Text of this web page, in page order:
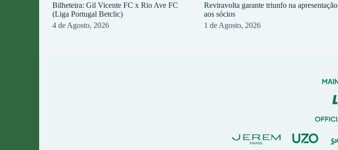
Bilheteira: Gil Vicente FC x Rio Ave FC
(Liga Portugal Betclic)
4 de Agosto, 2026
Reviravolta garante triunfo na apresentação
aos sócios
1 de Agosto, 2026